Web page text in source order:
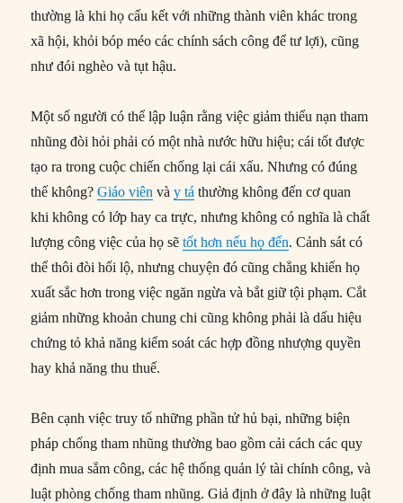
thường là khi họ cấu kết với những thành viên khác trong
xã hội, khỏi bóp méo các chính sách công để tư lợi), cũng
như đói nghèo và tụt hậu.
Một số người có thể lập luận rằng việc giảm thiểu nạn tham
nhũng đòi hỏi phải có một nhà nước hữu hiệu; cái tốt được
tạo ra trong cuộc chiến chống lại cái xấu. Nhưng có đúng
thế không?Giáo viên vày tá thường không đến cơ quan
khi không có lớp hay ca trực, nhưng không có nghĩa là chất
lượng công việc của họ sẽtốt hơn nếu họ đến. Cảnh sát có
thể thôi đòi hối lộ, nhưng chuyện đó cũng chẳng khiến họ
xuất sắc hơn trong việc ngăn ngừa và bắt giữ tội phạm. Cắt
giảm những khoản chung chi cũng không phải là dấu hiệu
chứng tỏ khả năng kiểm soát các hợp đồng nhượng quyền
hay khả năng thu thuế.
Bên cạnh việc truy tố những phần tử hủ bại, những biện
pháp chống tham nhũng thường bao gồm cải cách các quy
định mua sắm công, các hệ thống quản lý tài chính công, và
luật phòng chống tham nhũng. Giả định ở đây là những luật